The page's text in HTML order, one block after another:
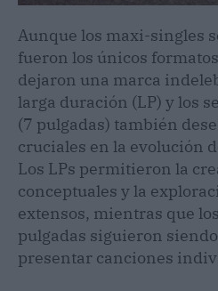
Aunque los maxi-singles
fueron los únicos
dejaron una marca
larga duración (LP) y los
(7 pulgadas) también
cruciales en la evolución
Los LPs permitieron la
conceptuales y la
extensos, mientras que
pulgadas siguieron
presentar canciones